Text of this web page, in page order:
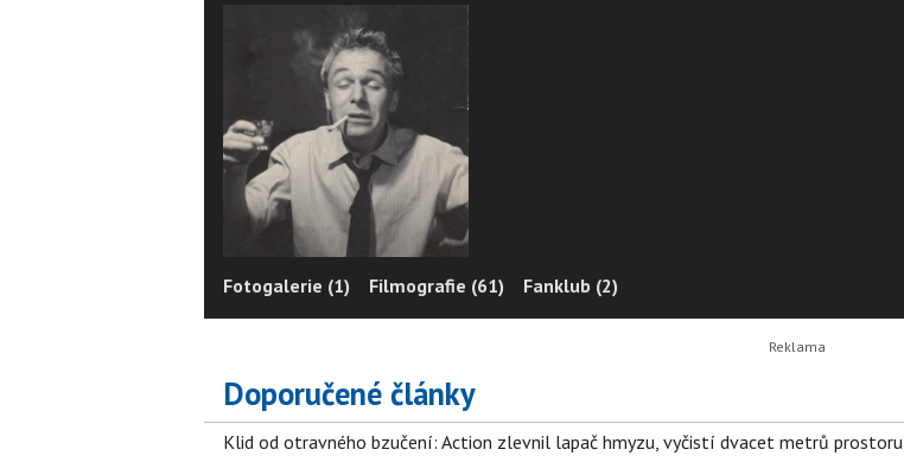
Fotogalerie (1) Filmografie (61) Fanklub (2)
Doporučené články
Klid od otravného bzučení: Action zlevnil lapač hmyzu, vyčistí dvacet metrů prostoru